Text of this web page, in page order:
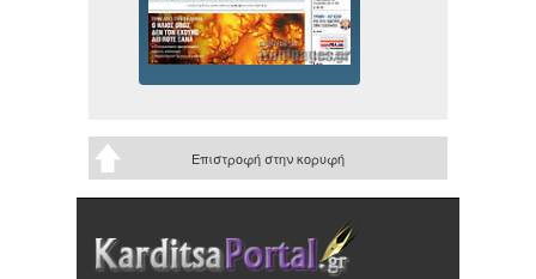
Επιστροφή στην κορυφή